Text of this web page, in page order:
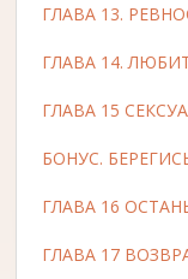
ГЛАВА 13.
ГЛАВА 14.
ГЛАВА 15
БОНУС.
ГЛАВА 16
ГЛАВА 17